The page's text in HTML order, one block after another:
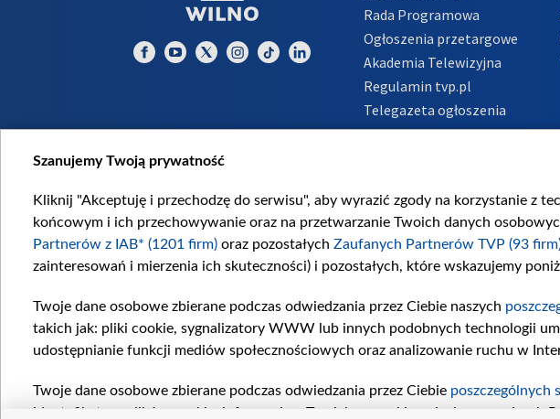
Rada Programowa
Ogłoszenia przetargowe
Akademia Telewizyjna
Regulamin tvp.pl
Telegazeta ogłoszenia
Informacje o nadawcy
Szanujemy Twoją prywatność
Kliknij "Akceptuję i przechodzę do serwisu", aby wyrazić zgody na korzystanie z
końcowym i ich przechowywanie oraz na przetwarzanie Twoich danych
Partnerów z IAB* (1201 firm) oraz pozostałych Zaufanych Partnerów TVP (93
zainteresowań i mierzenia ich skuteczności) i pozostałych, które wskazujemy
Twoje dane osobowe zbierane podczas odwiedzania przez Ciebie naszych
takich jak: pliki cookie, sygnalizatory WWW lub innych podobnych technologii
udostępnianie funkcji mediów społecznościowych oraz analizowanie ruchu w
Twoje dane osobowe zbierane podczas odwiedzania przez Ciebie poszczególnych
identyfikatory plików cookie, informacje o Twoich wyszukiwaniach w serwisach